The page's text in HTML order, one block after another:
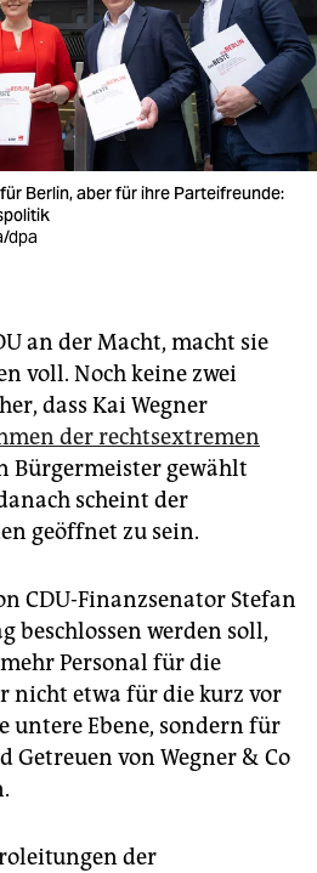
Berlin, aber für ihre Parteifreunde:
dpa
an der Macht, macht sie
voll. Noch keine zwei
dass Kai Wegner
der rechtsextremen
Bürgermeister gewählt
scheint der
geöffnet zu sein.
CDU-Finanzsenator Stefan
beschlossen werden soll,
Personal für die
nicht etwa für die kurz vor
untere Ebene, sondern für
Getreuen von Wegner & Co
der